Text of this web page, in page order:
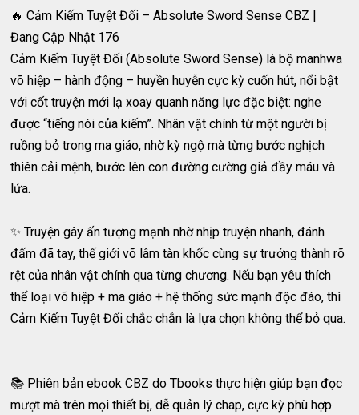
🔥 Cảm Kiếm Tuyệt Đối – Absolute Sword Sense CBZ |
Đang Cập Nhật 176
Cảm Kiếm Tuyệt Đối (Absolute Sword Sense) là bộ manhwa
võ hiệp – hành động – huyền huyễn cực kỳ cuốn hút, nổi bật
với cốt truyện mới lạ xoay quanh năng lực đặc biệt: nghe
được “tiếng nói của kiếm”. Nhân vật chính từ một người bị
ruồng bỏ trong ma giáo, nhờ kỳ ngộ mà từng bước nghịch
thiên cải mệnh, bước lên con đường cường giả đầy máu và
lửa.
✨ Truyện gây ấn tượng mạnh nhờ nhịp truyện nhanh, đánh
đấm đã tay, thế giới võ lâm tàn khốc cùng sự trưởng thành rõ
rệt của nhân vật chính qua từng chương. Nếu bạn yêu thích
thể loại võ hiệp + ma giáo + hệ thống sức mạnh độc đáo, thì
Cảm Kiếm Tuyệt Đối chắc chắn là lựa chọn không thể bỏ qua.
📚 Phiên bản ebook CBZ do Tbooks thực hiện giúp bạn đọc
mượt mà trên mọi thiết bị, dễ quản lý chap, cực kỳ phù hợp